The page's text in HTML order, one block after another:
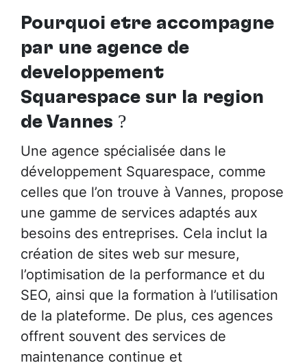
Pourquoi être accompagné
par une agence de
développement
Squarespace sur la région
de Vannes ?
Une agence spécialisée dans le
développement Squarespace, comme
celles que l’on trouve à Vannes, propose
une gamme de services adaptés aux
besoins des entreprises. Cela inclut la
création de sites web sur mesure,
l’optimisation de la performance et du
SEO, ainsi que la formation à l’utilisation
de la plateforme. De plus, ces agences
offrent souvent des services de
maintenance continue et